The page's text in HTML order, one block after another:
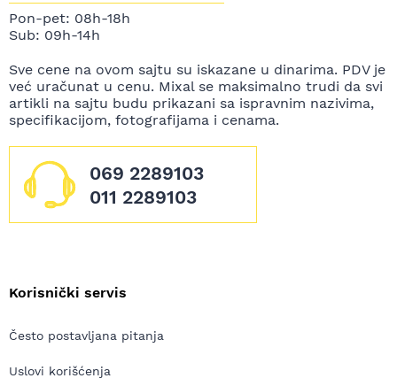
Pon-pet: 08h-18h
Sub: 09h-14h
Sve cene na ovom sajtu su iskazane u dinarima. PDV je
već uračunat u cenu. Mixal se maksimalno trudi da svi
artikli na sajtu budu prikazani sa ispravnim nazivima,
specifikacijom, fotografijama i cenama.
069 2289103
011 2289103
Korisnički servis
Često postavljana pitanja
Uslovi korišćenja